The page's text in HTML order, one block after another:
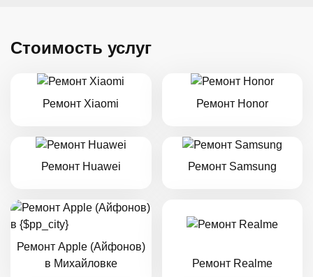
Стоимость услуг
Ремонт Xiaomi Ремонт Honor
Ремонт Huawei Ремонт Samsung
Ремонт Apple (Айфонов)
в Михайловке
Ремонт Realme